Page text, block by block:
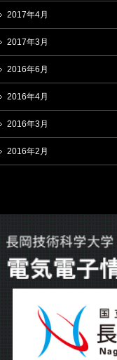
2017年4月
2017年3月
2016年6月
2016年4月
2016年3月
2016年2月